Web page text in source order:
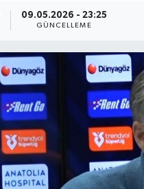
09.05.2026 - 23:25
GÜNCELLEME